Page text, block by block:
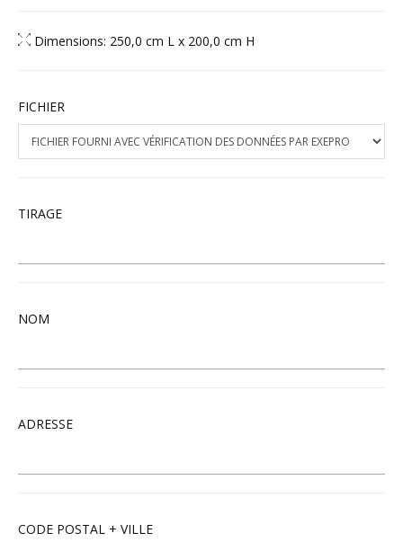
Dimensions: 250,0 cm L x 200,0 cm H
FICHIER
TIRAGE
NOM
ADRESSE
CODE POSTAL + VILLE